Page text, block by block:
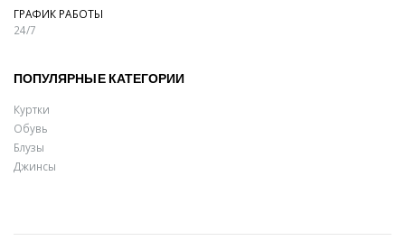
ГРАФИК РАБОТЫ
24/7
ПОПУЛЯРНЫЕ КАТЕГОРИИ
Куртки
Обувь
Блузы
Джинсы